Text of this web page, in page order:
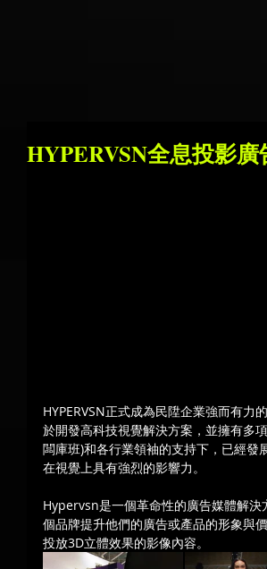
HYPERVSN全息投影
HYPERVSN正式成為民陞企業強而有力
於開發高科技視覺解決方案，並擁有多
闆庫班)和各行業領袖的支持下，已經
在視覺上具有強烈的影響力。
Hypervsn是一個革命性的廣告媒體解
個品牌提升他們的廣告或產品的形象與
投放3D立體效果的影像內容。